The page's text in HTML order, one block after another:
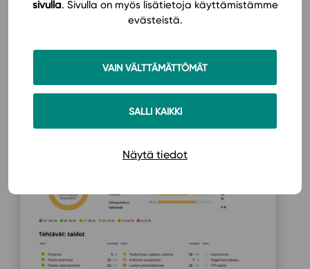
sivulla. Sivulla on myös lisätietoja käyttämistämme
evästeistä.
VAIN VÄLTTÄMÄTTÖMÄT
SALLI KAIKKI
Näytä tiedot
oppilaiden osaamisesta. Jatkuva arviointi on
onnistuu tehtäväkohtaisesti. Tehtävät on
luokiteltu niiden harjoittamien taitojen ja tason
mukaan, jolloin osaamisen kehittymisestä tulee
entistä näkyvämpää.